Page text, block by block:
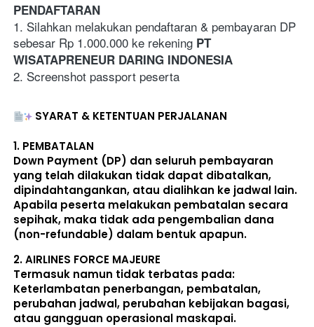
PENDAFTARAN
1. Silahkan melakukan pendaftaran & pembayaran DP
sebesar Rp 1.000.000 ke rekening PT
WISATAPRENEUR DARING INDONESIA
2. Screenshot passport peserta
SYARAT & KETENTUAN PERJALANAN
1. PEMBATALAN
Down Payment (DP) dan seluruh pembayaran
yang telah dilakukan tidak dapat dibatalkan,
dipindahtangankan, atau dialihkan ke jadwal lain.
Apabila peserta melakukan pembatalan secara
sepihak, maka tidak ada pengembalian dana
(non-refundable) dalam bentuk apapun.
2. AIRLINES FORCE MAJEURE
Termasuk namun tidak terbatas pada:
Keterlambatan penerbangan, pembatalan,
perubahan jadwal, perubahan kebijakan bagasi,
atau gangguan operasional maskapai.